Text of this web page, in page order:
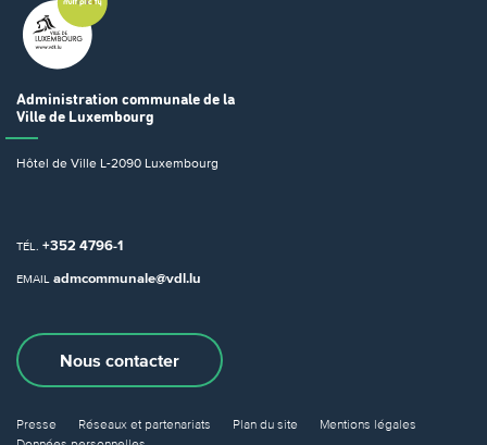
Administration communale de la
Ville de Luxembourg
Hôtel de Ville L-2090 Luxembourg
TÉL. +352 4796-1
EMAIL admcommunale@vdl.lu
Nous contacter
Presse Réseaux et partenariats Plan du site
Mentions légales